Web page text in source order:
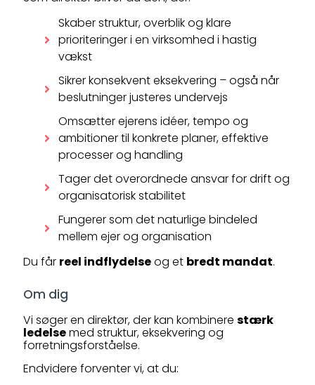
Skaber struktur, overblik og klare
prioriteringer i en virksomhed i hastig
vækst
Sikrer konsekvent eksekvering – også når
beslutninger justeres undervejs
Omsætter ejerens idéer, tempo og
ambitioner til konkrete planer, effektive
processer og handling
Tager det overordnede ansvar for drift og
organisatorisk stabilitet
Fungerer som det naturlige bindeled
mellem ejer og organisation
Du får reel indflydelseog et bredt mandat.
Om dig
Vi søger en direktør, der kan kombinere stærk
ledelsemed struktur, eksekvering og
forretningsforståelse.
Endvidere forventer vi, at du: